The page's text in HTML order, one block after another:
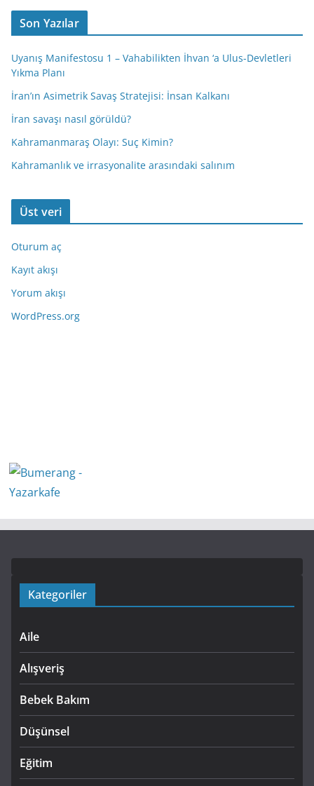
Son Yazılar
Uyanış Manifestosu 1 – Vahabilikten İhvan ‘a Ulus-Devletleri
Yıkma Planı
İran’ın Asimetrik Savaş Stratejisi: İnsan Kalkanı
İran savaşı nasıl görüldü?
Kahramanmaraş Olayı: Suç Kimin?
Kahramanlık ve irrasyonalite arasındaki salınım
Üst veri
Oturum aç
Kayıt akışı
Yorum akışı
WordPress.org
Kategoriler
Aile
Alışveriş
Bebek Bakım
Düşünsel
Eğitim